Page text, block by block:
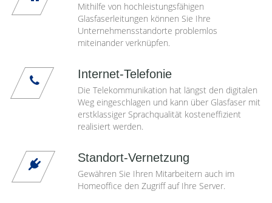
Mithilfe von hochleistungsfähigen
Glasfaserleitungen können Sie Ihre
Unternehmensstandorte problemlos
miteinander verknüpfen.
Internet-Telefonie
Die Telekommunikation hat längst den digitalen
Weg eingeschlagen und kann über Glasfaser mit
erstklassiger Sprachqualität kosteneffizient
realisiert werden.
Standort-Vernetzung
Gewähren Sie Ihren Mitarbeitern auch im
Homeoffice den Zugriff auf Ihre Server.